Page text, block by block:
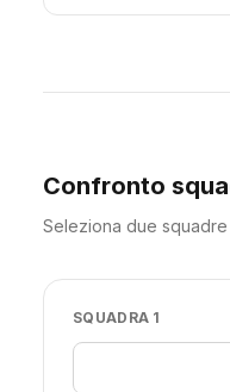
Confronto
Seleziona due
SQUADRA 1